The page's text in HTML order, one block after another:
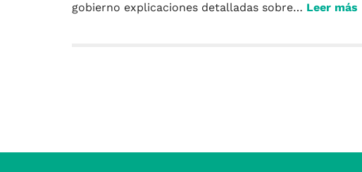
gobierno explicaciones detalladas sobre… Leer